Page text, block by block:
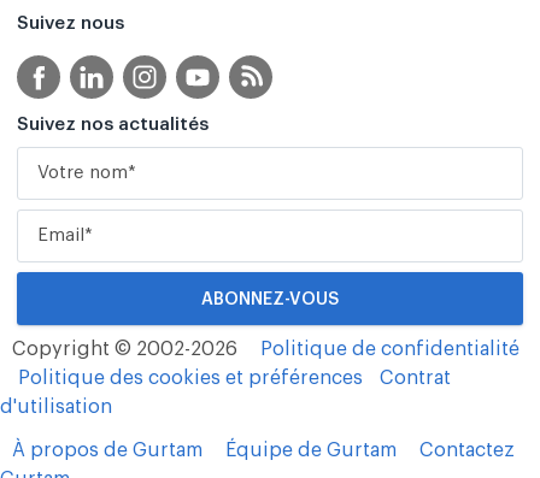
Suivez nous
Suivez nos actualités
Copyright © 2002-2026
Politique de confidentialité
Politique des cookies et préférences
Contrat
d'utilisation
À propos de Gurtam Équipe de Gurtam
Contactez